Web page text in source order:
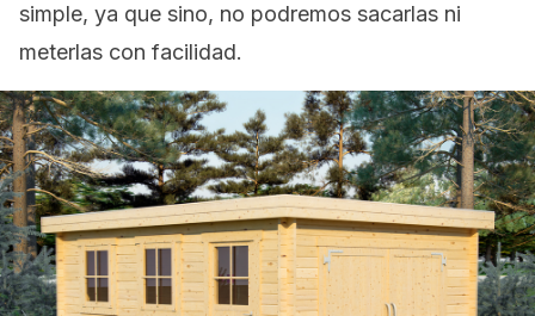
simple, ya que sino, no podremos sacarlas ni
meterlas con facilidad.